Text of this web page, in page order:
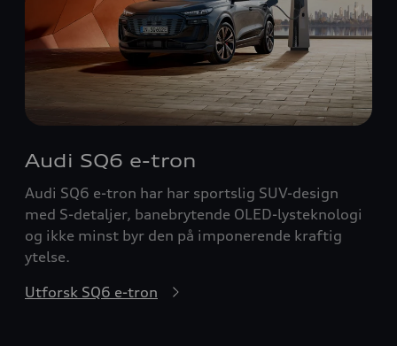
Audi SQ6 e-tron
Audi SQ6 e-tron har har sportslig SUV-design
med S-detaljer, banebrytende OLED-lysteknologi
og ikke minst byr den på imponerende kraftig
ytelse.
Utforsk SQ6 e-tron